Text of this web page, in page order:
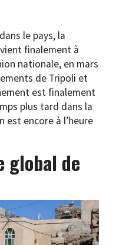
le pays, la
finalement à
nationale, en mars
de Tripoli et
est finalement
plus tard dans la
est encore à l’heure
global de